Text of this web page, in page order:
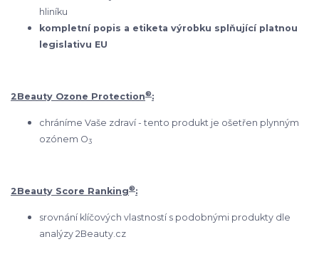
hliníku
kompletní popis a etiketa výrobku splňující platnou
legislativu EU
2Beauty Ozone Protection®:
chráníme Vaše zdraví - tento produkt je ošetřen plynným
ozónem O3
2Beauty Score Ranking®:
srovnání klíčových vlastností s podobnými produkty dle
analýzy 2Beauty.cz